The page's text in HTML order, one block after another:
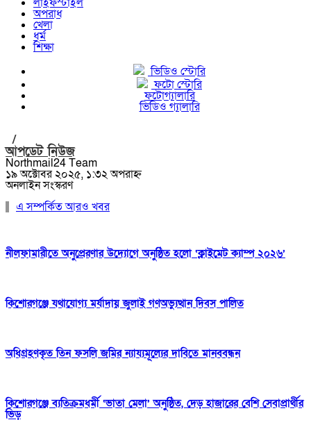
অপরাধ
খেলা
ধর্ম
শিক্ষা
ভিডিও স্টোরি
ফটো স্টোরি
ফটোগ্যালারি
ভিডিও গ্যালারি
/
আপডেট নিউজ
Northmail24 Team
১৯ অক্টোবর ২০২৫, ১:৩২ অপরাহ্ন
অনলাইন সংস্করণ
এ সম্পর্কিত আরও খবর
নীলফামারীতে অনুপ্রেরণার উদ্যোগে অনুষ্ঠিত হলো ‘ক্লাইমেট ক্যাম্প ২০২৬’
কিশোরগঞ্জে যথাযোগ্য মর্যাদায় জুলাই গণঅভ্যুত্থান দিবস পালিত
অধিগ্রহণকৃত তিন ফসলি জমির ন্যায্যমূল্যের দাবিতে মানববন্ধন
কিশোরগঞ্জে ব্যতিক্রমধর্মী ‘ভাতা মেলা’ অনুষ্ঠিত, দেড় হাজারের বেশি সেবাপ্রার্থীর
ভিড়